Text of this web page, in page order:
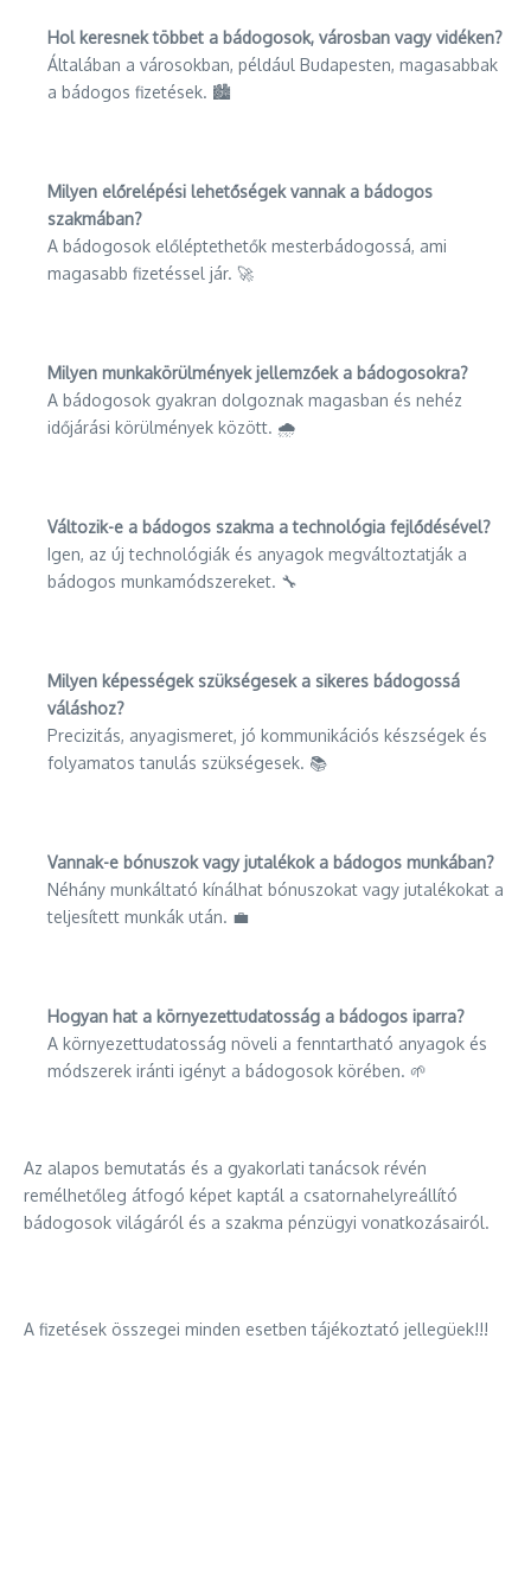
Hol keresnek többet a bádogosok, városban vagy vidéken?
Általában a városokban, például Budapesten, magasabbak
a bádogos fizetések. 🏙️
Milyen előrelépési lehetőségek vannak a bádogos
szakmában?
A bádogosok előléptethetők mesterbádogossá, ami
magasabb fizetéssel jár. 🚀
Milyen munkakörülmények jellemzőek a bádogosokra?
A bádogosok gyakran dolgoznak magasban és nehéz
időjárási körülmények között. 🌧️
Változik-e a bádogos szakma a technológia fejlődésével?
Igen, az új technológiák és anyagok megváltoztatják a
bádogos munkamódszereket. 🔧
Milyen képességek szükségesek a sikeres bádogossá
váláshoz?
Precizitás, anyagismeret, jó kommunikációs készségek és
folyamatos tanulás szükségesek. 📚
Vannak-e bónuszok vagy jutalékok a bádogos munkában?
Néhány munkáltató kínálhat bónuszokat vagy jutalékokat a
teljesített munkák után. 💼
Hogyan hat a környezettudatosság a bádogos iparra?
A környezettudatosság növeli a fenntartható anyagok és
módszerek iránti igényt a bádogosok körében. 🌱
Az alapos bemutatás és a gyakorlati tanácsok révén
remélhetőleg átfogó képet kaptál a csatornahelyreállító
bádogosok világáról és a szakma pénzügyi vonatkozásairól.
A fizetések összegei minden esetben tájékoztató jellegüek!!!